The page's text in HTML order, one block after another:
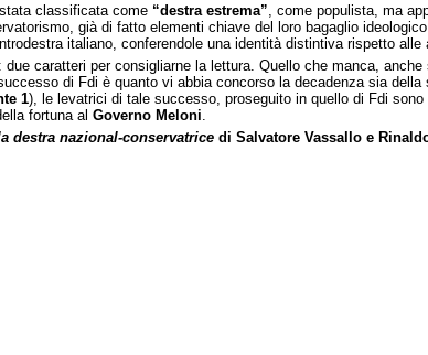
classificata come “destra estrema”, come populista, ma
già di fatto elementi chiave del loro bagaglio
italiano, conferendole una identità distintiva rispetto
due caratteri per consigliarne la lettura. Quello che manca,
di Fdi è quanto vi abbia concorso la decadenza sia
1), le levatrici di tale successo, proseguito in quello di Fdi
fortuna al Governo Meloni.
destra nazional-conservatrice di Salvatore Vassallo e